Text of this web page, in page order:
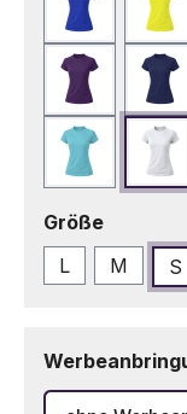
Blau
Lila
Türkis
Größe
L
M S